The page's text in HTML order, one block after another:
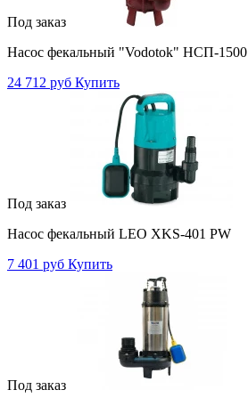
Под заказ
Насос фекальный "Vodotok" НСП-1500
24 712 руб Купить
Под заказ
Насос фекальный LEO XKS-401 PW
7 401 руб Купить
Под заказ